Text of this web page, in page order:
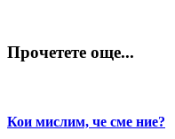
Прочетете още...
Кои мислим, че сме ние?